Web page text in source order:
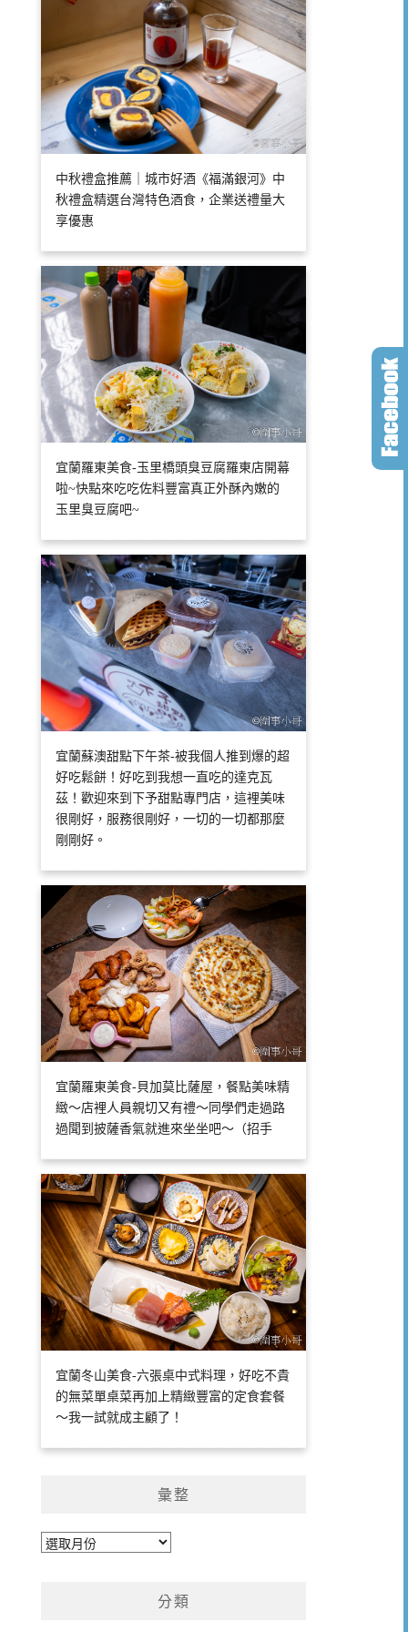
中秋禮盒推薦｜城市好酒《福滿銀河》中
秋禮盒精選台灣特色酒食，企業送禮量大
享優惠
宜蘭羅東美食-玉里橋頭臭豆腐羅東店開幕
啦~快點來吃吃佐料豐富真正外酥內嫩的
玉里臭豆腐吧~
宜蘭蘇澳甜點下午茶-被我個人推到爆的超
好吃鬆餅！好吃到我想一直吃的達克瓦
茲！歡迎來到下予甜點專門店，這裡美味
很剛好，服務很剛好，一切的一切都那麼
剛剛好。
宜蘭羅東美食-貝加莫比薩屋，餐點美味精
緻～店裡人員親切又有禮～同學們走過路
過聞到披薩香氣就進來坐坐吧～（招手
宜蘭冬山美食-六張桌中式料理，好吃不貴
的無菜單桌菜再加上精緻豐富的定食套餐
～我一試就成主顧了！
彙整
彙
分類